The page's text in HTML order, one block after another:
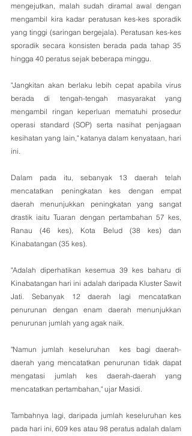
mengejutkan, malah sudah diramal awal dengan
mengambil kira kadar peratusan kes-kes sporadik
yang tinggi (saringan bergejala). Peratusan kes-kes
sporadik secara konsisten berada pada tahap 35
hingga 40 peratus sejak beberapa minggu.
"Jangkitan akan berlaku lebih cepat apabila virus
berada di tengah-tengah masyarakat yang
mengambil ringan keperluan mematuhi prosedur
operasi standard (SOP) serta nasihat penjagaan
kesihatan yang lain," katanya dalam kenyataan, hari
ini.
Dalam pada itu, sebanyak 13 daerah telah
mencatatkan peningkatan kes dengan empat
daerah menunjukkan peningkatan yang sangat
drastik iaitu Tuaran dengan pertambahan 57 kes,
Ranau (46 kes), Kota Belud (38 kes) dan
Kinabatangan (35 kes).
"Adalah diperhatikan kesemua 39 kes baharu di
Kinabatangan hari ini adalah daripada Kluster Sawit
Jati. Sebanyak 12 daerah lagi mencatatkan
penurunan dengan enam daerah menunjukkan
penurunan jumlah yang agak naik.
"Namun jumlah keseluruhan  kes bagi daerah-
daerah yang mencatatkan penurunan tidak dapat
mengatasi jumlah kes daerah-daerah yang
mencatatkan pertambahan," ujar Masidi.
Tambahnya lagi, daripada jumlah keseluruhan kes
pada hari ini, 609 kes atau 98 peratus adalah dalam